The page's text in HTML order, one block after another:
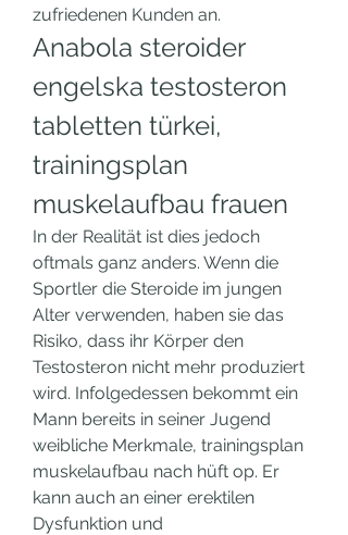
zufriedenen Kunden an.
Anabola steroider
engelska testosteron
tabletten türkei,
trainingsplan
muskelaufbau frauen
In der Realität ist dies jedoch
oftmals ganz anders. Wenn die
Sportler die Steroide im jungen
Alter verwenden, haben sie das
Risiko, dass ihr Körper den
Testosteron nicht mehr produziert
wird. Infolgedessen bekommt ein
Mann bereits in seiner Jugend
weibliche Merkmale, trainingsplan
muskelaufbau nach hüft op. Er
kann auch an einer erektilen
Dysfunktion und